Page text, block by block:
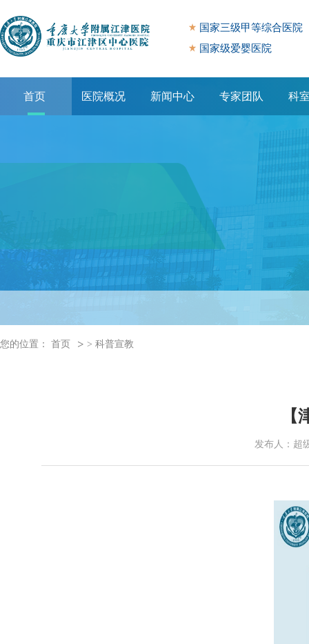
国家三级甲等综合医院
国家级爱婴医院
首页 医院概况 新闻中心 专家团队 科
您的位置： 首页 > 科普宣教
发布人：超